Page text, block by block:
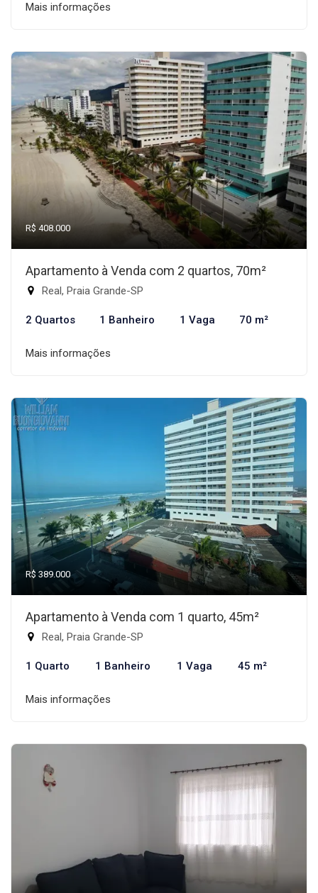
Mais informações
R$ 408.000
Apartamento à Venda com 2 quartos, 70m²
Real, Praia Grande-SP
2 Quartos 1 Banheiro 1 Vaga 70 m²
Mais informações
R$ 389.000
Apartamento à Venda com 1 quarto, 45m²
Real, Praia Grande-SP
1 Quarto 1 Banheiro 1 Vaga 45 m²
Mais informações